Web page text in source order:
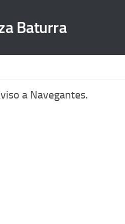
Baturra
a Navegantes.